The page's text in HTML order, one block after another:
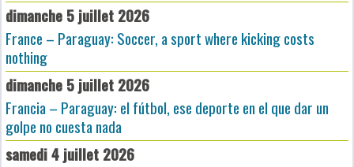
dimanche 5 juillet 2026
France – Paraguay: Soccer, a sport where kicking costs
nothing
dimanche 5 juillet 2026
Francia – Paraguay: el fútbol, ese deporte en el que dar un
golpe no cuesta nada
samedi 4 juillet 2026